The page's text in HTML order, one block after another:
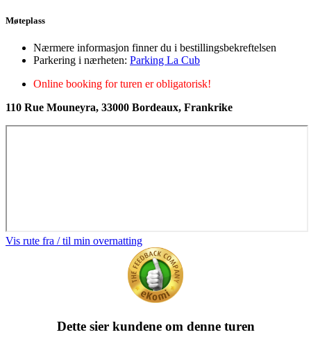
Møteplass
Nærmere informasjon finner du i bestillingsbekreftelsen
Parkering i nærheten: Parking La Cub
Online booking for turen er obligatorisk!
110 Rue Mouneyra, 33000 Bordeaux, Frankrike
Vis rute fra / til min overnatting
Dette sier kundene om denne turen